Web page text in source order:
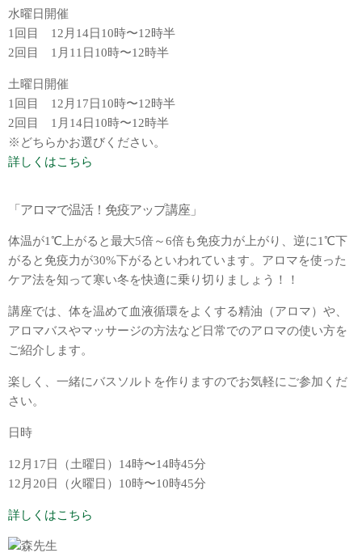
水曜日開催
1回目 12月14日10時〜12時半
2回目 1月11日10時〜12時半
土曜日開催
1回目 12月17日10時〜12時半
2回目 1月14日10時〜12時半
※どちらかお選びください。
詳しくはこちら
「アロマで温活！免疫アップ講座」
体温が1℃上がると最大5倍～6倍も免疫力が上がり、逆に1℃下
がると免疫力が30%下がるといわれています。アロマを使った
ケア法を知って寒い冬を快適に乗り切りましょう！！
講座では、体を温めて血液循環をよくする精油（アロマ）や、
アロマバスやマッサージの方法など日常でのアロマの使い方を
ご紹介します。
楽しく、一緒にバスソルトを作りますのでお気軽にご参加くだ
さい。
日時
12月17日（土曜日）14時〜14時45分
12月20日（火曜日）10時〜10時45分
詳しくはこちら